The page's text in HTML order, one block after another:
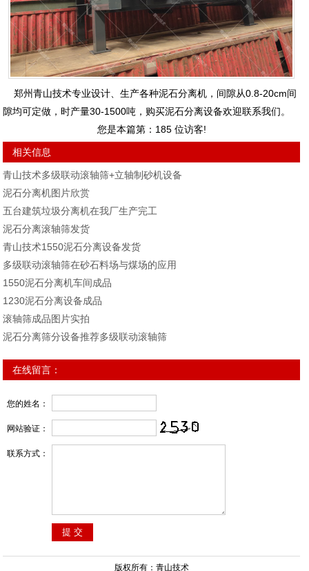
郑州青山技术专业设计、生产各种泥石分离机，间隙从0.8-20cm间
隙均可定做，时产量30-1500吨，购买泥石分离设备欢迎联系我们。
您是本篇第： 185位访客!
相关信息
青山技术多级联动滚轴筛+立轴制砂机设备
泥石分离机图片欣赏
五台建筑垃圾分离机在我厂生产完工
泥石分离滚轴筛发货
青山技术1550泥石分离设备发货
多级联动滚轴筛在砂石料场与煤场的应用
1550泥石分离机车间成品
1230泥石分离设备成品
滚轴筛成品图片实拍
泥石分离筛分设备推荐多级联动滚轴筛
在线留言：
您的姓名：
网站验证：
联系方式：
版权所有：青山技术